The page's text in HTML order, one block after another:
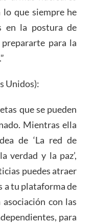
lo que siempre he
en la postura de
prepararte para la
Unidos):
que se pueden
Mientras ella
de ‘La red de
verdad y la paz’,
puedes atraer
a tu plataforma de
con las
para